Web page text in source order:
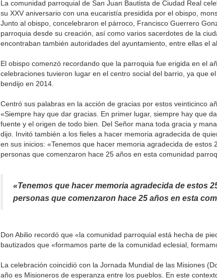
La comunidad parroquial de San Juan Bautista de Ciudad Real
su XXV aniversario con una eucaristía presidida por el obispo,
Junto al obispo, concelebraron el párroco, Francisco Guerrero
parroquia desde su creación, así como varios sacerdotes de la
encontraban también autoridades del ayuntamiento, entre ellas el
El obispo comenzó recordando que la parroquia fue erigida en el
celebraciones tuvieron lugar en el centro social del barrio, ya que
bendijo en 2014.
Centró sus palabras en la acción de gracias por estos veinticinco
«Siempre hay que dar gracias. En primer lugar, siempre hay que
fuente y el origen de todo bien. Del Señor mana toda gracia y
dijo. Invitó también a los fieles a hacer memoria agradecida de
en sus inicios: «Tenemos que hacer memoria agradecida de estos
personas que comenzaron hace 25 años en esta comunidad
«Tenemos que hacer memoria agradecida de estos
personas que comenzaron hace 25 años en esta
Don Abilio recordó que «la comunidad parroquial está hecha de
bautizados que «formamos parte de la comunidad eclesial,
La celebración coincidió con la Jornada Mundial de las Misiones
año es Misioneros de esperanza entre los pueblos. En este